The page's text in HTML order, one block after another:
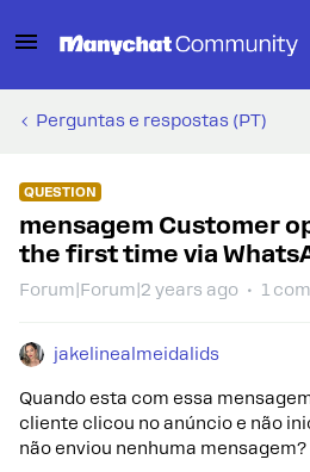
Perguntas e respostas (PT)
QUESTION
mensagem Customer
the first time via
Forum|Forum|2 years ago 1
jakelinealmeidalids
Quando esta com essa
cliente clicou no anúncio e não
não enviou nenhuma mensagem?